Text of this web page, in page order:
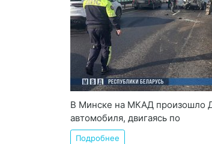
В Минске на МКАД произошло
автомобиля, двигаясь по
Подробнее